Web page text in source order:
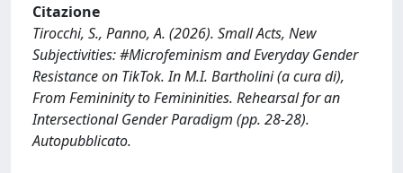
Citazione
Tirocchi, S., Panno, A. (2026). Small Acts, New
Subjectivities: #Microfeminism and Everyday Gender
Resistance on TikTok. In M.I. Bartholini (a cura di),
From Femininity to Femininities. Rehearsal for an
Intersectional Gender Paradigm (pp. 28-28).
Autopubblicato.